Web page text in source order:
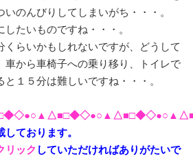
のんびりしてしまいがち・・・。
たいものですね・・・。
くらいかもしれないですが、どうして
車から車椅子への乗り移り、トイレで
１５分は難しいですね・・・。
ております。
リック していただければありがたいで